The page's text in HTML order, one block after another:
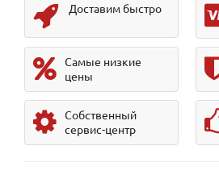
Доставим быстро
Самые низкие
цены
Собственный
сервис-центр